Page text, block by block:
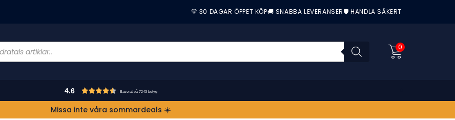
💛 30 DAGAR ÖPPET KÖP🚚 SNABBA LEVERANSER🛡️ HANDLA SÄKERT
0
4.6 Baserat på 7243 betyg
Missa inte våra sommardeals ☀️